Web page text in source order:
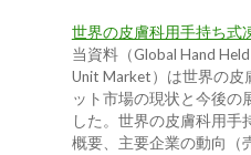
世界の皮膚科用手持ち式
当資料（Global Hand
Unit Market）は世界の皮
ット市場の現状と今後の
した。世界の皮膚科用手
概要、主要企業の動向（